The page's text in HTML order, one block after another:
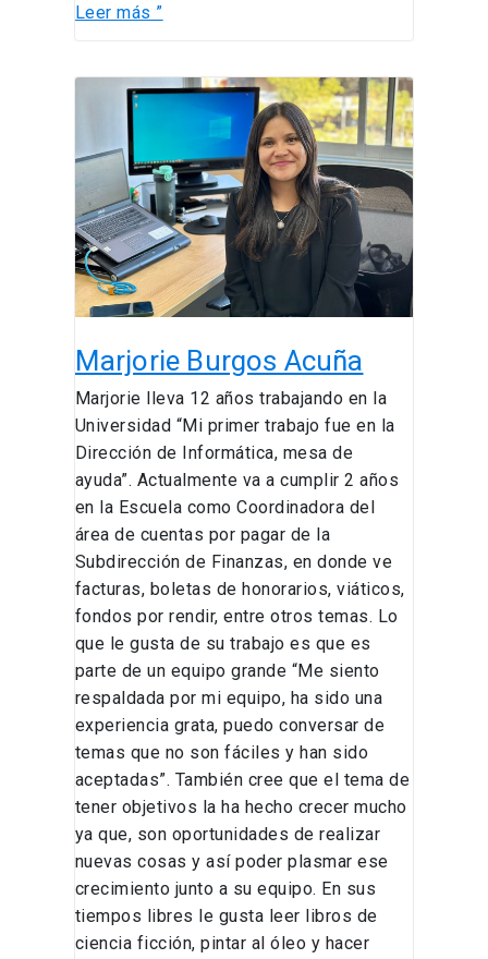
Leer más ”
Marjorie Burgos Acuña
Marjorie lleva 12 años trabajando en la
Universidad “Mi primer trabajo fue en la
Dirección de Informática, mesa de
ayuda”. Actualmente va a cumplir 2 años
en la Escuela como Coordinadora del
área de cuentas por pagar de la
Subdirección de Finanzas, en donde ve
facturas, boletas de honorarios, viáticos,
fondos por rendir, entre otros temas. Lo
que le gusta de su trabajo es que es
parte de un equipo grande “Me siento
respaldada por mi equipo, ha sido una
experiencia grata, puedo conversar de
temas que no son fáciles y han sido
aceptadas”. También cree que el tema de
tener objetivos la ha hecho crecer mucho
ya que, son oportunidades de realizar
nuevas cosas y así poder plasmar ese
crecimiento junto a su equipo. En sus
tiempos libres le gusta leer libros de
ciencia ficción, pintar al óleo y hacer
Marjorie
Burgos
Acuña